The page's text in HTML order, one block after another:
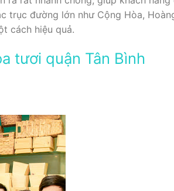
đường lớn như Cộng Hòa,
cách hiệu quả.
tươi quận Tân Bình